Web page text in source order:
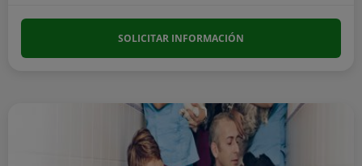
SOLICITAR INFORMACIÓN